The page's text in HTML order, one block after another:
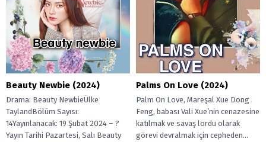
Beauty Newbie (2024)
Drama: Beauty NewbieÜlke
TaylandBölüm Sayısı:
14Yayınlanacak: 19 Şubat 2024 – ?
Yayın Tarihi Pazartesi, Salı Beauty
Palms On Love (2024)
Palm On Love, Mareşal Xue Dong
Feng, babası Vali Xue’nin cenazesine
katılmak ve savaş lordu olarak
görevi devralmak için cepheden...